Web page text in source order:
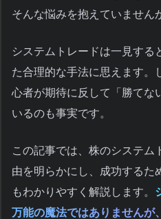
そんな悩みを抱えていません
システムトレードは一見する
た合理的な手法に思えます。
心者が期待に反して「勝てな
いるのも事実です。
この記事では、株のシステム
由を明らかにし、成功するた
もわかりやすく解説します。
万能の魔法ではありませんが